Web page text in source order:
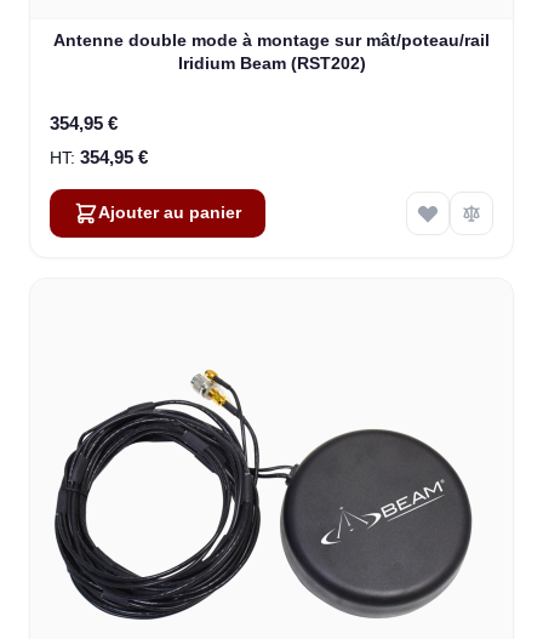
Antenne double mode à montage sur mât/poteau/rail
Iridium Beam (RST202)
354,95 €
354,95 €
Ajouter au panier